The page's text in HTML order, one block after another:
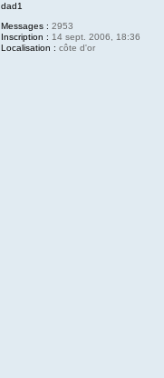
dad1
Messages : 2953
Inscription : 14 sept. 2006, 18:36
Localisation : côte d'or